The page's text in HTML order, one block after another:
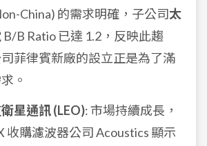
China) 的需求明確，子公司太
B/B Ratio 已達 1.2，反映此趨
菲律賓新廠的設立正是為了滿
。
星通訊 (LEO): 市場持續成長，
收購濾波器公司 Acoustics 顯示